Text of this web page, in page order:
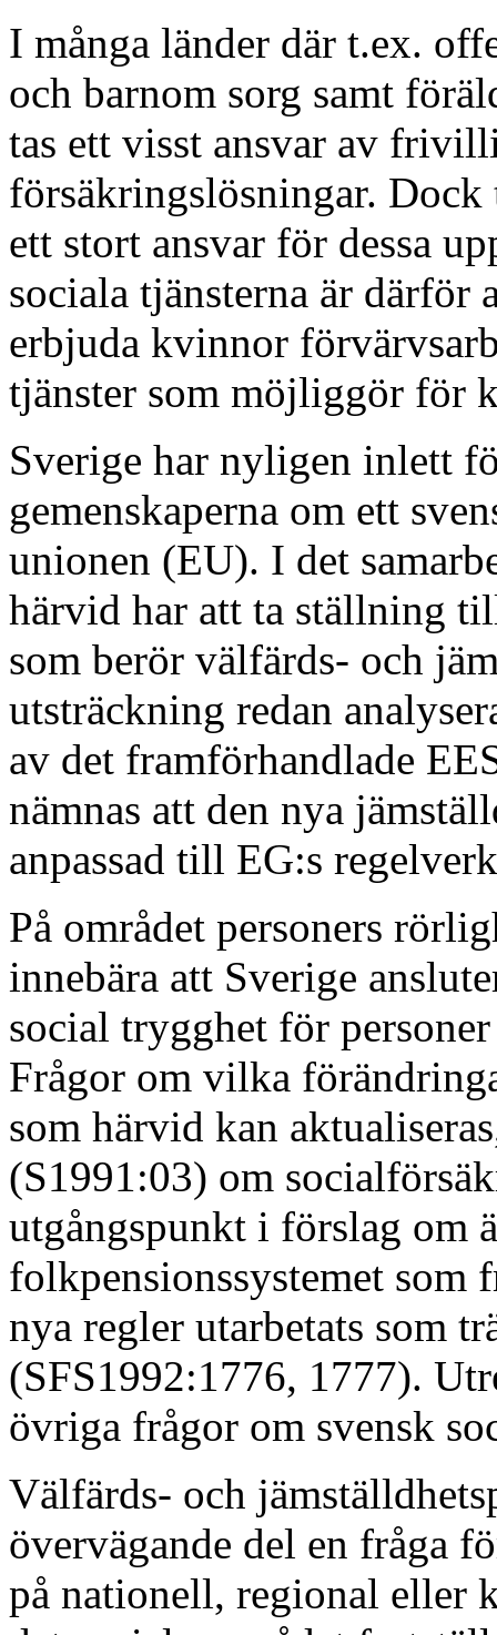
I många länder där t.ex.
och barnom sorg samt
tas ett visst ansvar av
försäkringslösningar.
ett stort ansvar för dessa
sociala tjänsterna är därför
erbjuda kvinnor
tjänster som möjliggör för
Sverige har nyligen inlett
gemenskaperna om ett
unionen (EU). I det
härvid har att ta ställning
som berör välfärds- och
utsträckning redan
av det framförhandlade
nämnas att den nya
anpassad till EG:s
På området personers
innebära att Sverige
social trygghet för
Frågor om vilka
som härvid kan
(S1991:03) om
utgångspunkt i förslag om
folkpensionssystemet som
nya regler utarbetats som
(SFS1992:1776, 1777).
övriga frågor om svensk
Välfärds- och
övervägande del en fråga
på nationell, regional eller